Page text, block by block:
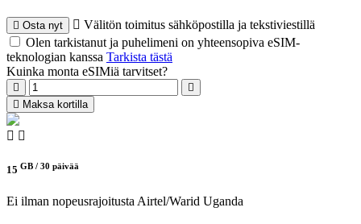
Osta nyt
Välitön toimitus sähköpostilla ja tekstiviestillä
Olen tarkistanut ja puhelimeni on yhteensopiva eSIM-
teknologian kanssa Tarkista tästä
Kuinka monta eSIMiä tarvitset?
Maksa kortilla
15 GB / 30 päivää
Ei ilman nopeusrajoitusta Airtel/Warid Uganda